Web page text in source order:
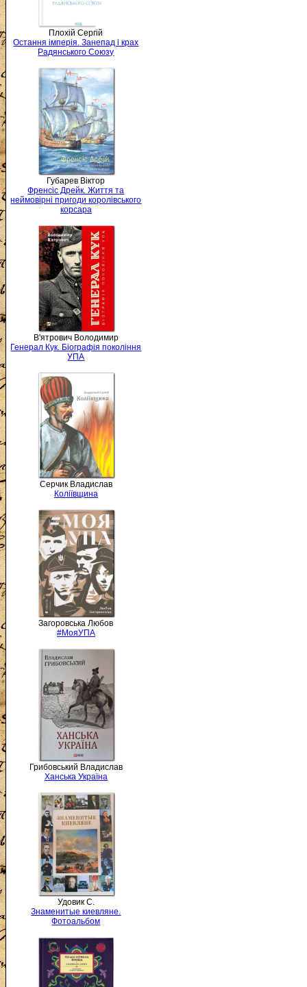
Плохій Сергій
Остання імперія. Занепад і крах
Радянського Союзу
Губарев Віктор
Френсіс Дрейк. Життя та
неймовірні пригоди королівського
корсара
В'ятрович Володимир
Генерал Кук. Біографія покоління
УПА
Серчик Владислав
Коліївщина
Загоровська Любов
#МояУПА
Грибовський Владислав
Ханська Україна
Удовик С.
Знаменитые киевляне.
Фотоальбом